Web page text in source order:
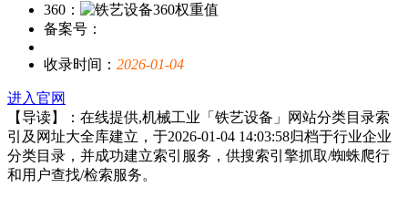
360：
备案号：
收录时间： 2026-01-04
进入官网
【导读】：在线提供,机械工业「铁艺设备」网站分类目录索
引及网址大全库建立，于2026-01-04 14:03:58归档于行业企业
分类目录，并成功建立索引服务，供搜索引擎抓取/蜘蛛爬行
和用户查找/检索服务。